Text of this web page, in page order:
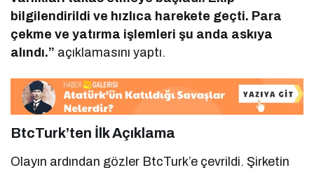
bilgilendirildi ve hızlıca harekete geçti. Para
çekme ve yatırma işlemleri şu anda askıya
alındı.” açıklamasını yaptı.
BtcTurk’ten İlk Açıklama
Olayın ardından gözler BtcTurk’e çevrildi. Şirketin